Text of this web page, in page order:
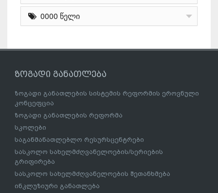
0000 წელი
ზოგადი განათლება
ზოგადი განათლების სისტემის რეფორმის ეროვნული
კონცეფცია
ზოგადი განათლების რეფორმა
სკოლები
საგანმანათლებლო რესურსცენტრები
სასკოლო სახელმძღვანელოების/სერიების
გრიფირება
სასკოლო სახელმძღვანელოების შეთანხმება
ინკლუზიური განათლება